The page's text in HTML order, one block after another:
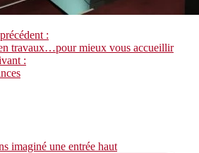
:
travaux…pour mieux vous accueillir
:
imaginé une entrée haut